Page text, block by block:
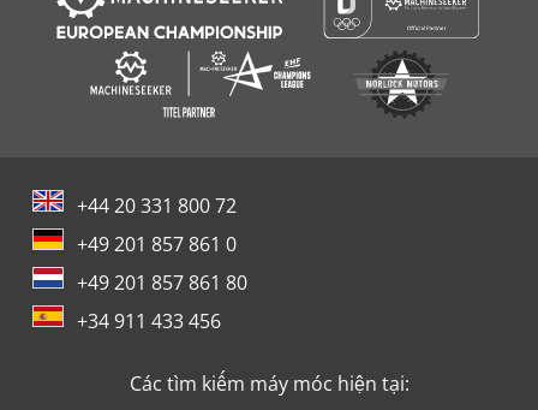
+44 20 331 800 72
+49 201 857 861 0
+49 201 857 861 80
+34 911 433 456
Các tìm kiếm máy móc hiện tại: